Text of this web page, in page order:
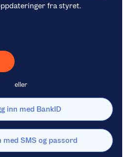
fra styret.
eller
inn med BankID
med SMS og passord